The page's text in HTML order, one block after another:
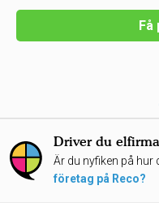
Få
Driver du
Är du nyfiken på hur
företag på Reco?